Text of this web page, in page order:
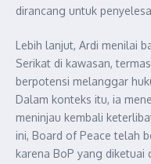
dirancang untuk
Lebih lanjut, Ardi menilai
Serikat di kawasan,
berpotensi melanggar
Dalam konteks itu, ia
meninjau kembali
ini, Board of Peace telah
karena BoP yang diketuai